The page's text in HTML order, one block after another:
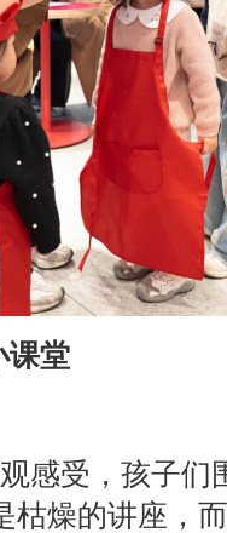
课堂
感受，孩子们
枯燥的讲座，